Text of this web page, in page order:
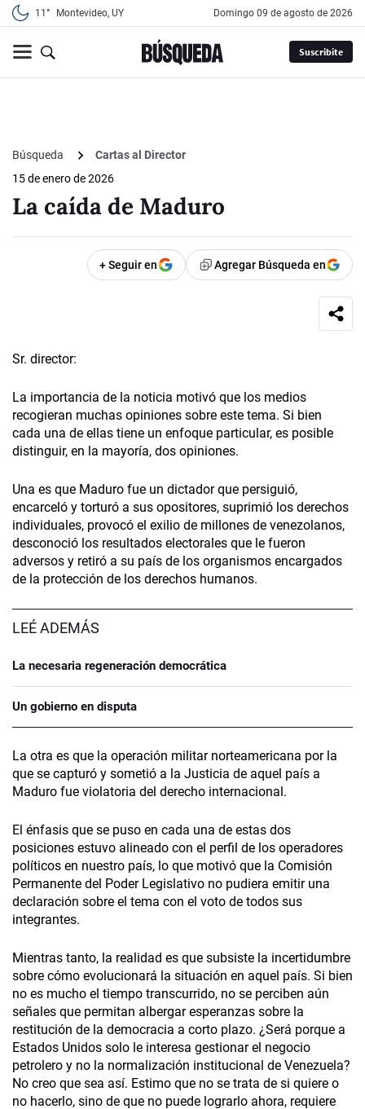
11° Montevideo, UY domingo 09 de agosto de 2026
Suscribite
Búsqueda
Cartas al Director
15 de enero de 2026
La caída de Maduro
+ Seguir en Agregar Búsqueda en
Sr. director:
La importancia de la noticia motivó que los medios
recogieran muchas opiniones sobre este tema. Si bien
cada una de ellas tiene un enfoque particular, es posible
distinguir, en la mayoría, dos opiniones.
Una es que Maduro fue un dictador que persiguió,
encarceló y torturó a sus opositores, suprimió los derechos
individuales, provocó el exilio de millones de venezolanos,
desconoció los resultados electorales que le fueron
adversos y retiró a su país de los organismos encargados
de la protección de los derechos humanos.
LEÉ ADEMÁS
La necesaria regeneración democrática
Un gobierno en disputa
La otra es que la operación militar norteamericana por la
que se capturó y sometió a la Justicia de aquel país a
Maduro fue violatoria del derecho internacional.
El énfasis que se puso en cada una de estas dos
posiciones estuvo alineado con el perfil de los operadores
políticos en nuestro país, lo que motivó que la Comisión
Permanente del Poder Legislativo no pudiera emitir una
declaración sobre el tema con el voto de todos sus
integrantes.
Mientras tanto, la realidad es que subsiste la incertidumbre
sobre cómo evolucionará la situación en aquel país. Si bien
no es mucho el tiempo transcurrido, no se perciben aún
señales que permitan albergar esperanzas sobre la
restitución de la democracia a corto plazo. ¿Será porque a
Estados Unidos solo le interesa gestionar el negocio
petrolero y no la normalización institucional de Venezuela?
No creo que sea así. Estimo que no se trata de si quiere o
no hacerlo, sino de que no puede lograrlo ahora, requiere